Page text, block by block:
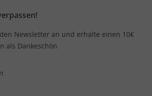
Newsletter an und erhalte einen 10€
als Dankeschön